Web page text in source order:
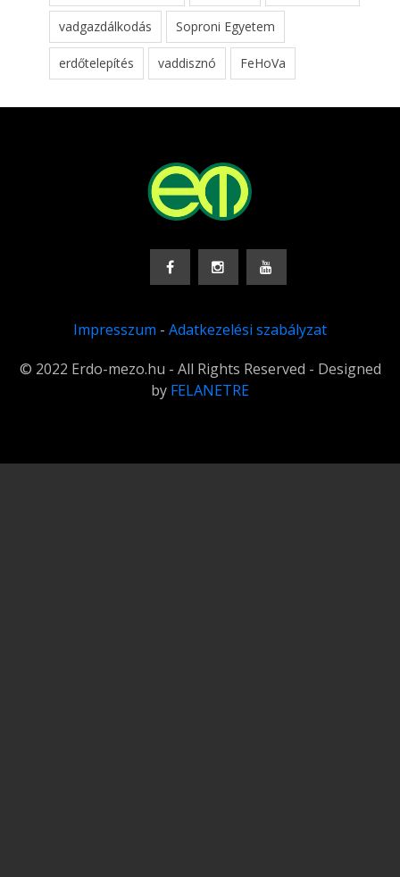
vadgazdálkodás Soproni Egyetem
erdőtelepítés vaddisznó FeHoVa
Impresszum - Adatkezelési szabályzat
© 2022 Erdo-mezo.hu - All Rights Reserved - Designed
by FELANETRE